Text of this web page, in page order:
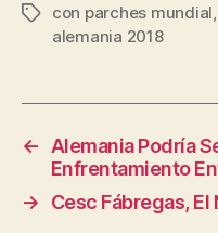
Etiquetas
con parches mundial
alemania 2018
←
Alemania Podría
Enfrentamiento
→
Cesc Fábregas,